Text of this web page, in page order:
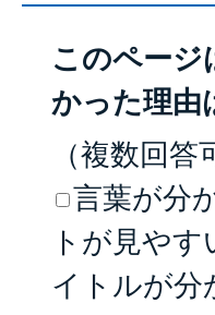
このペー
かった理由
（複数回答
言葉が分
トが見やす
イトルが分